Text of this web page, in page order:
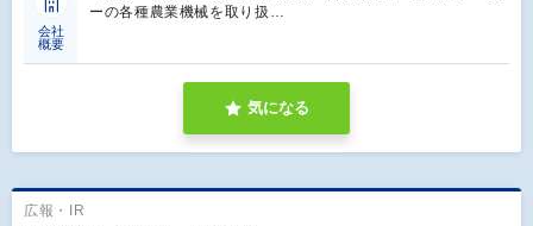
会社
概要
ーの各種農業機械を取り扱…
気になる
広報・IR